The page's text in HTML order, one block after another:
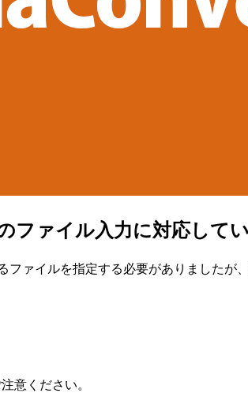
ァイル入力に対応して
ァイルを指定する必要がありましたが
意ください。